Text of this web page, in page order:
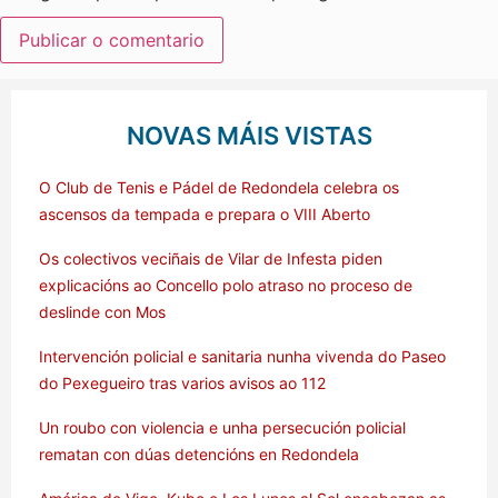
NOVAS MÁIS VISTAS
O Club de Tenis e Pádel de Redondela celebra os
ascensos da tempada e prepara o VIII Aberto
Os colectivos veciñais de Vilar de Infesta piden
explicacións ao Concello polo atraso no proceso de
deslinde con Mos
Intervención policial e sanitaria nunha vivenda do Paseo
do Pexegueiro tras varios avisos ao 112
Un roubo con violencia e unha persecución policial
rematan con dúas detencións en Redondela